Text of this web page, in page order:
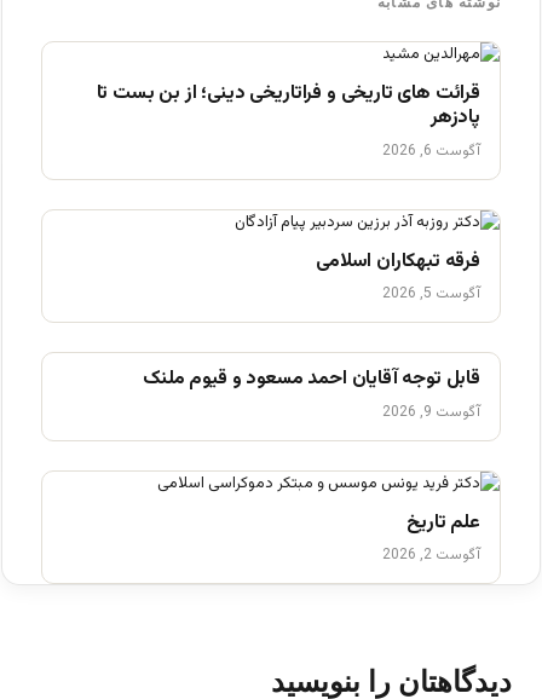
قرائت های تاریخی و فراتاریخی دینی؛ از بن بست تا
پادزهر
آگوست 6, 2026
فرقه تبهکاران اسلامی
آگوست 5, 2026
قابل توجه آقایان احمد مسعود و قیوم ملنک
آگوست 9, 2026
علم تاریخ
آگوست 2, 2026
دیدگاهتان را بنویسید